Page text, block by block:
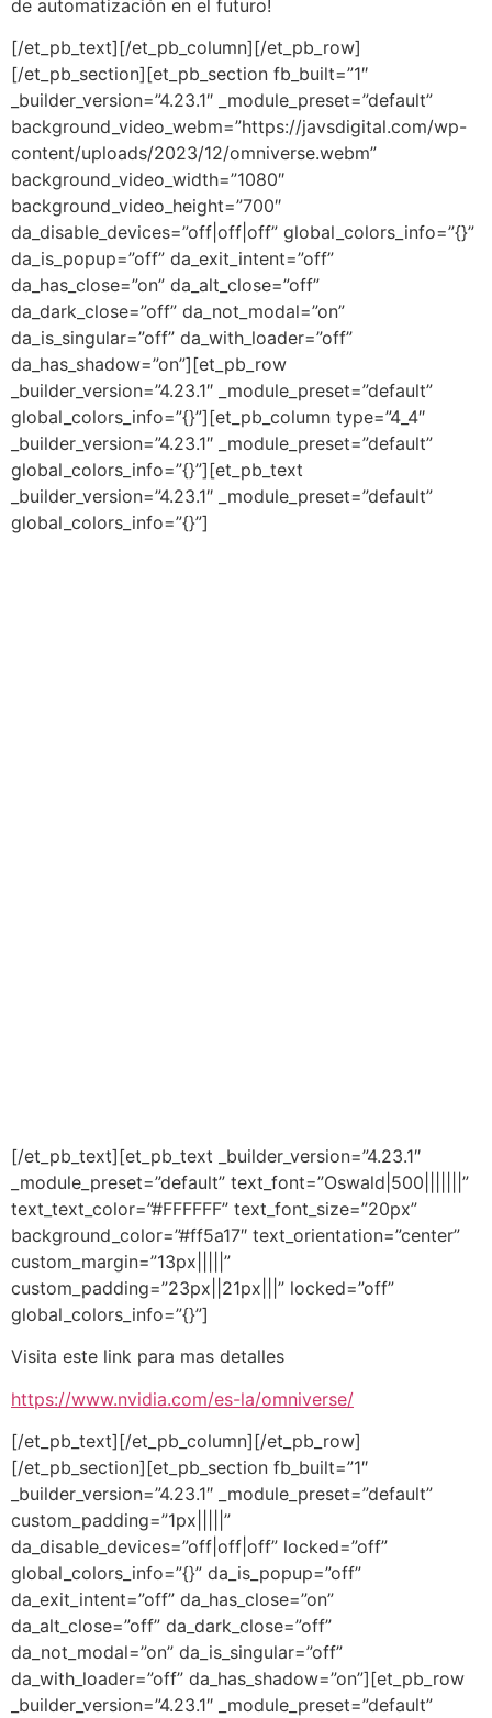
de automatización en el futuro!
[/et_pb_text][/et_pb_column][/et_pb_row]
[/et_pb_section][et_pb_section fb_built=”1″
_builder_version=”4.23.1″ _module_preset=”default”
background_video_webm=”https://javsdigital.com/wp-
content/uploads/2023/12/omniverse.webm”
background_video_width=”1080″
background_video_height=”700″
da_disable_devices=”off|off|off” global_colors_info=”{}”
da_is_popup=”off” da_exit_intent=”off”
da_has_close=”on” da_alt_close=”off”
da_dark_close=”off” da_not_modal=”on”
da_is_singular=”off” da_with_loader=”off”
da_has_shadow=”on”][et_pb_row
_builder_version=”4.23.1″ _module_preset=”default”
global_colors_info=”{}”][et_pb_column type=”4_4″
_builder_version=”4.23.1″ _module_preset=”default”
global_colors_info=”{}”][et_pb_text
_builder_version=”4.23.1″ _module_preset=”default”
global_colors_info=”{}”]
[/et_pb_text][et_pb_text _builder_version=”4.23.1″
_module_preset=”default” text_font=”Oswald|500|||||||”
text_text_color=”#FFFFFF” text_font_size=”20px”
background_color=”#ff5a17″ text_orientation=”center”
custom_margin=”13px|||||”
custom_padding=”23px||21px|||” locked=”off”
global_colors_info=”{}”]
Visita este link para mas detalles
https://www.nvidia.com/es-la/omniverse/
[/et_pb_text][/et_pb_column][/et_pb_row]
[/et_pb_section][et_pb_section fb_built=”1″
_builder_version=”4.23.1″ _module_preset=”default”
custom_padding=”1px|||||”
da_disable_devices=”off|off|off” locked=”off”
global_colors_info=”{}” da_is_popup=”off”
da_exit_intent=”off” da_has_close=”on”
da_alt_close=”off” da_dark_close=”off”
da_not_modal=”on” da_is_singular=”off”
da_with_loader=”off” da_has_shadow=”on”][et_pb_row
_builder_version=”4.23.1″ _module_preset=”default”